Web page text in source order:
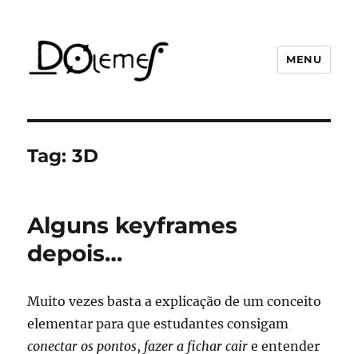
MENU
Tag:3D
Alguns keyframes
depois…
Muito vezes basta a explicação de um conceito
elementar para que estudantes consigam
conectar os pontos, fazer a fichar cair e entender